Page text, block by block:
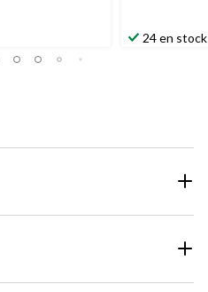
24 en stock